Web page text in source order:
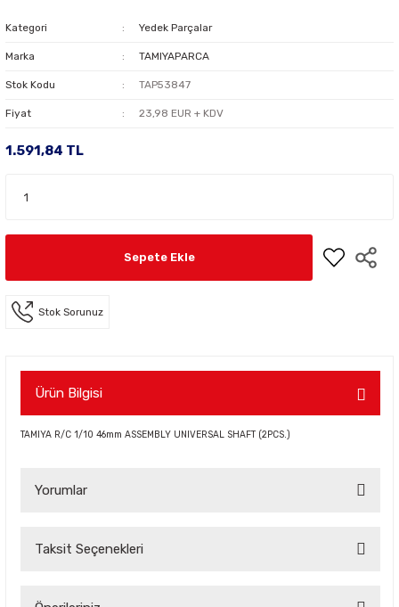
Kategori Yedek Parçalar
Marka TAMIYAPARCA
Stok Kodu TAP53847
Fiyat 23,98 EUR + KDV
1.591,84 TL
Sepete Ekle
Stok Sorunuz
Ürün Bilgisi
TAMIYA R/C 1/10 46mm ASSEMBLY UNIVERSAL SHAFT (2PCS.)
Yorumlar
Taksit Seçenekleri